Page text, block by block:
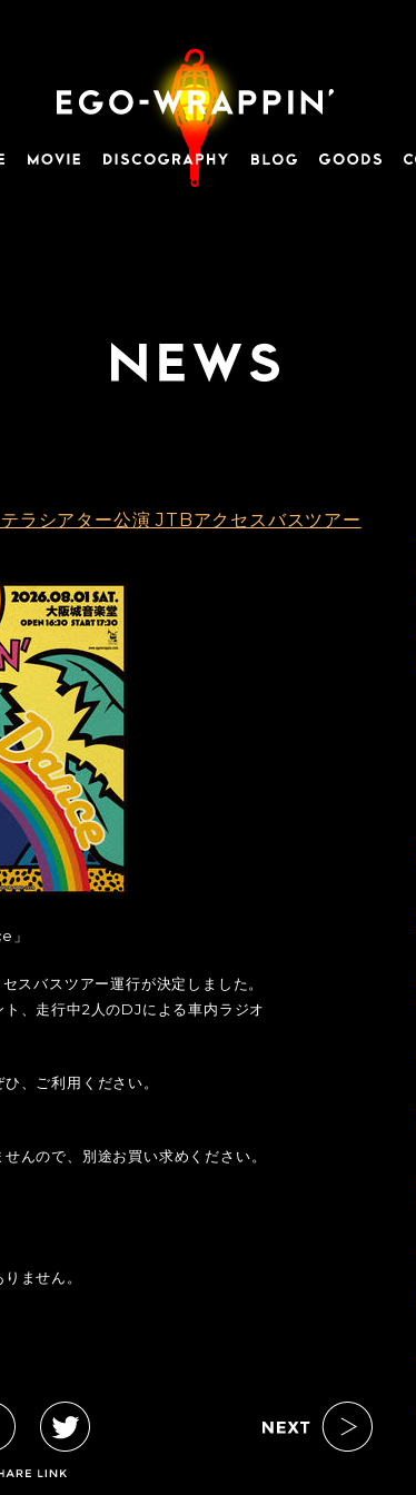
ラシアター公演 JTBアクセスバスツアー
」
スバスツアー運行が決定しました。
、走行中2人のDJによる車内ラジオ
、ご利用ください。
んので、別途お買い求めください。
ません。